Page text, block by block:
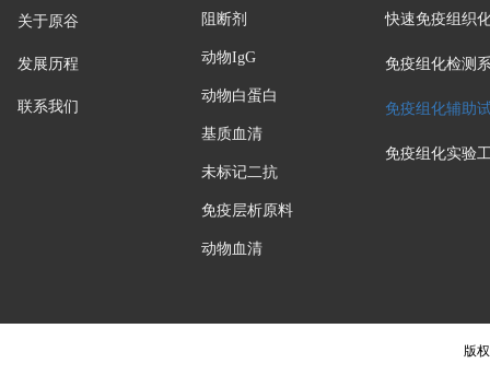
关于原谷
发展历程
联系我们
阻断剂
动物IgG
动物白蛋白
基质血清
未标记二抗
免疫层析原料
动物血清
快速免疫组织
免疫组化检测
免疫组化辅助
免疫组化实验
版